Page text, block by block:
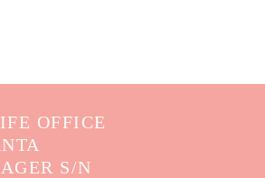
OFFICE
S/N